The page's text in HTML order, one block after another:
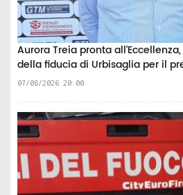
Aurora Treia pronta
della fiducia di Urbisaglia per il
07/08/2026 20:00